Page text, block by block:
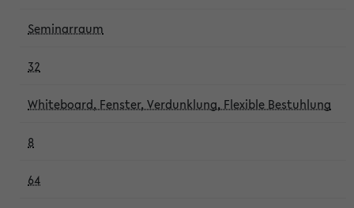
Seminarraum
32
Whiteboard, Fenster, Verdunklung, Flexible Bestuhlung
8
64